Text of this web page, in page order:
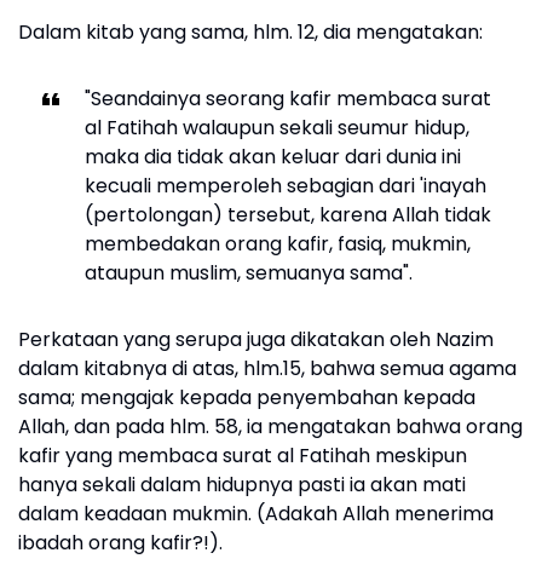
Dalam kitab yang sama, hlm. 12, dia mengatakan:
"Seandainya seorang kafir membaca surat
al Fatihah walaupun sekali seumur hidup,
maka dia tidak akan keluar dari dunia ini
kecuali memperoleh sebagian dari 'inayah
(pertolongan) tersebut, karena Allah tidak
membedakan orang kafir, fasiq, mukmin,
ataupun muslim, semuanya sama".
Perkataan yang serupa juga dikatakan oleh Nazim
dalam kitabnya di atas, hlm.15, bahwa semua agama
sama; mengajak kepada penyembahan kepada
Allah, dan pada hlm. 58, ia mengatakan bahwa orang
kafir yang membaca surat al Fatihah meskipun
hanya sekali dalam hidupnya pasti ia akan mati
dalam keadaan mukmin. (Adakah Allah menerima
ibadah orang kafir?!).